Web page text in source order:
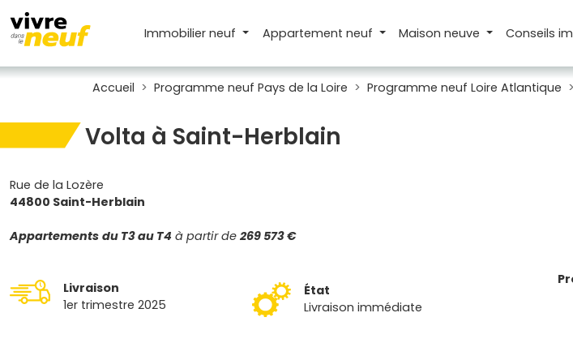
Immobilier neuf Appartement neuf Maison neuve Conseils
Accueil Programme neuf Pays de la Loire Programme neuf Loire Atlantique
Volta à Saint-Herblain
Rue de la Lozère
44800 Saint-Herblain
Appartements du T3 au T4 à partir de 269 573 €
Livraison
1er trimestre 2025
État
Livraison immédiate